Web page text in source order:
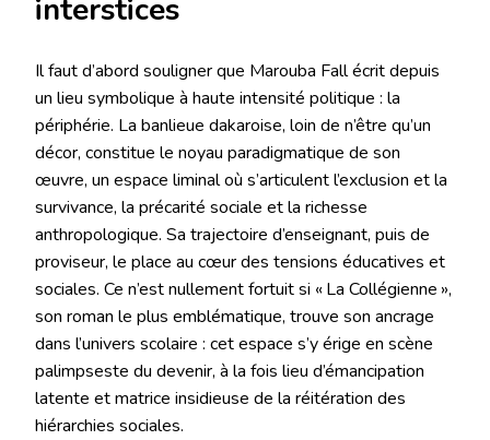
interstices
Il faut d’abord souligner que Marouba Fall écrit depuis
un lieu symbolique à haute intensité politique : la
périphérie. La banlieue dakaroise, loin de n’être qu’un
décor, constitue le noyau paradigmatique de son
œuvre, un espace liminal où s’articulent l’exclusion et la
survivance, la précarité sociale et la richesse
anthropologique. Sa trajectoire d’enseignant, puis de
proviseur, le place au cœur des tensions éducatives et
sociales. Ce n’est nullement fortuit si « La Collégienne »,
son roman le plus emblématique, trouve son ancrage
dans l’univers scolaire : cet espace s’y érige en scène
palimpseste du devenir, à la fois lieu d’émancipation
latente et matrice insidieuse de la réitération des
hiérarchies sociales.